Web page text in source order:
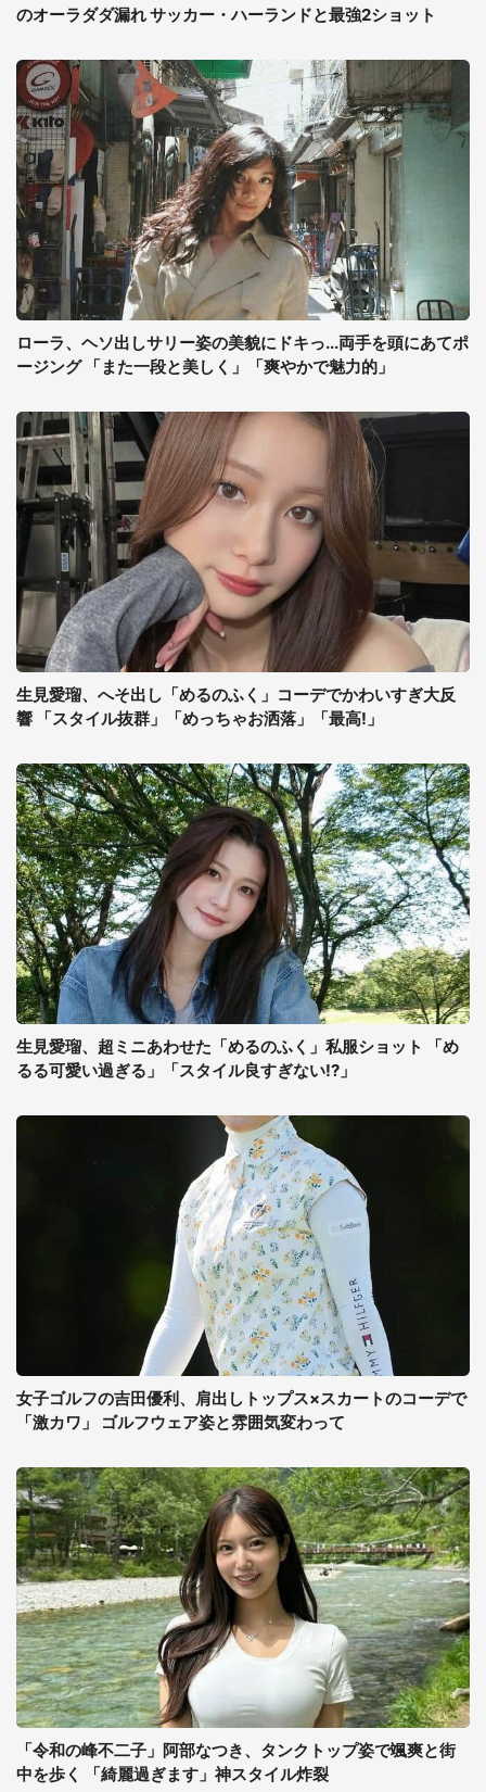
のオーラダダ漏れ サッカー・ハーランドと最強2ショット
ローラ、ヘソ出しサリー姿の美貌にドキっ...両手を頭にあてポ
ージング 「また一段と美しく」「爽やかで魅力的」
生見愛瑠、へそ出し「めるのふく」コーデでかわいすぎ大反
響 「スタイル抜群」「めっちゃお洒落」「最高!」
生見愛瑠、超ミニあわせた「めるのふく」私服ショット 「め
るる可愛い過ぎる」「スタイル良すぎない!?」
女子ゴルフの吉田優利、肩出しトップス×スカートのコーデで
「激カワ」 ゴルフウェア姿と雰囲気変わって
「令和の峰不二子」阿部なつき、タンクトップ姿で颯爽と街
中を歩く 「綺麗過ぎます」神スタイル炸裂